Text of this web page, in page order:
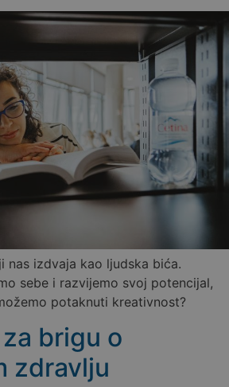
nas izdvaja kao ljudska bića.
sebe i razvijemo svoj potencijal,
potaknuti kreativnost?
brigu o
zdravlju